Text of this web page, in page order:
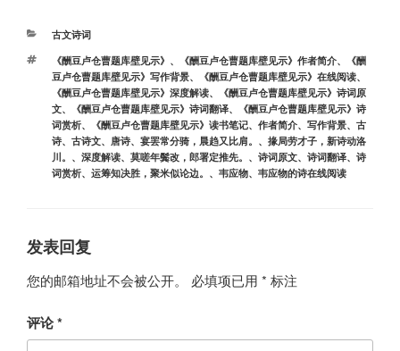
分
古文诗词
标
签
《酬豆卢仓曹题库壁见示》 、 《酬豆卢仓曹题库壁见示》作者简介、
《酬
豆卢仓曹题库壁见示》写作背景、 《酬豆卢仓曹题库壁见示》在线阅读、
《酬豆卢仓曹题库壁见示》深度解读、
《酬豆卢仓曹题库壁见示》诗词原
文、 《酬豆卢仓曹题库壁见示》诗词翻译、
《酬豆卢仓曹题库壁见示》诗
词赏析、 《酬豆卢仓曹题库壁见示》读书笔记、 作者简介、 写作背景、 古
诗、 古诗文、 唐诗、 宴罢常分骑，晨趋又比肩。 、 掾局劳才子，新诗动洛
川。 、 深度解读、 莫嗟年鬓改，郎署定推先。 、 诗词原文、 诗词翻译、 诗
词赏析、 运筹知决胜，聚米似论边。 、 韦应物、 韦应物的诗在线阅读
发表回复
您的邮箱地址不会被公开。 必填项已用 * 标注
评论*